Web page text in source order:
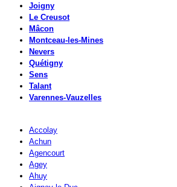
Joigny
Le Creusot
Mâcon
Montceau-les-Mines
Nevers
Quétigny
Sens
Talant
Varennes-Vauzelles
Accolay
Achun
Agencourt
Agey
Ahuy